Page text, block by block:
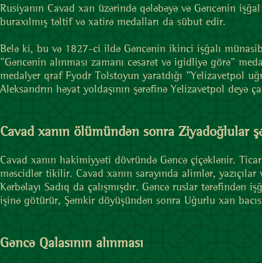
Rusiyanın Cavad xan üzərində qələbəyə və Gəncənin
buraxılmış təltif və xatirə medalları da sübut edir.
Belə ki, bu və 1827-ci ildə Gəncənin ikinci işğalı
"Gəncənin alınması zamanı cəsarət və igidliyə görə"
medalyer qraf Fyodr Tolstoyun yaratdığı "Yelizavetpol
Aleksandrın həyat yoldaşının şərəfinə Yelizavetpol deyə
Cavad xanın ölümündən sonra Ziyadoğlular
Cavad xanın hakimiyyəti dövründə Gəncə çiçəklənir.
məscidlər tikilir. Cavad xanın sarayında alimlər,
Kərbəlayı Sadıq da çalışmışdır. Gəncə ruslar
işinə götürür, Şəmkir döyüşündən sonra Uğurlu xan
Gəncə Qalasının alınması